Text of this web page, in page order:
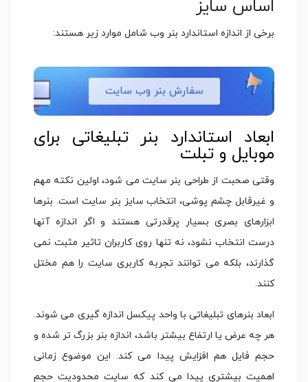
اساس سایز
برخی از اندازه‌ استاندارد بنر وب شامل موارد زیر هستند:
سفارش بنر وب سایت
ابعاد استاندارد بنر تبلیغاتی برای
موبایل و تبلت
وقتی صحبت از طراحی بنر سایت می شود، اولین نکته مهم
و غیرقابل چشم پوشی، انتخاب سایز بنر سایت است. بنرها
ابزارهای بصری بسیار پرقدرتی هستند و اگر اندازه آنها
درست انتخاب نشود، نه تنها روی کاربران تاثیر مثبت نمی
گذارند، بلکه می توانند تجربه کاربری سایت را هم مختل
کنند.
ابعاد بنرهای تبلیغاتی با واحد پیکسل اندازه گیری می شوند.
هر چه عرض یا ارتفاع بیشتر باشد، اندازه بنر بزرگ تر شده و
حجم فایل هم افزایش پیدا می کند. این موضوع زمانی
اهمیت بیشتری پیدا می کند که سایت محدودیت حجم